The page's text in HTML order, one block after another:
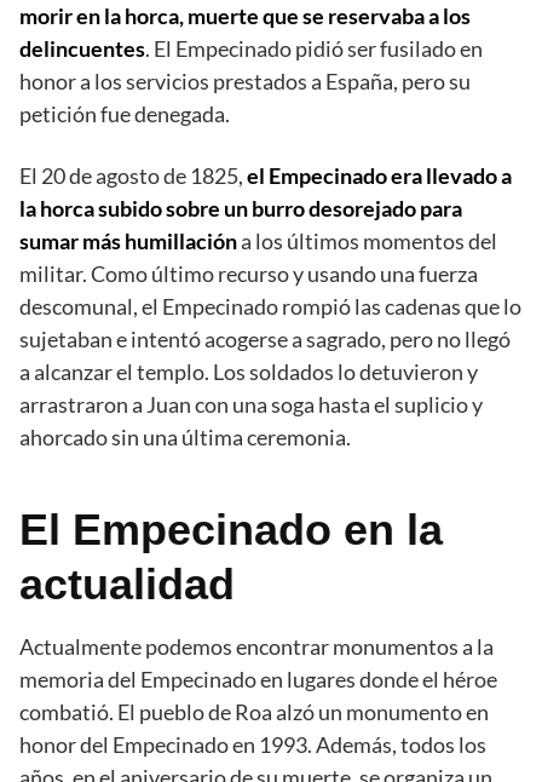
morir en la horca, muerte que se reservaba a los
delincuentes. El Empecinado pidió ser fusilado en
honor a los servicios prestados a España, pero su
petición fue denegada.
El 20 de agosto de 1825,el Empecinado era llevado a
la horca subido sobre un burro desorejado para
sumar más humillacióna los últimos momentos del
militar. Como último recurso y usando una fuerza
descomunal, el Empecinado rompió las cadenas que lo
sujetaban e intentó acogerse a sagrado, pero no llegó
a alcanzar el templo. Los soldados lo detuvieron y
arrastraron a Juan con una soga hasta el suplicio y
ahorcado sin una última ceremonia.
El Empecinado en la
actualidad
Actualmente podemos encontrar monumentos a la
memoria del Empecinado en lugares donde el héroe
combatió. El pueblo de Roa alzó un monumento en
honor del Empecinado en 1993. Además, todos los